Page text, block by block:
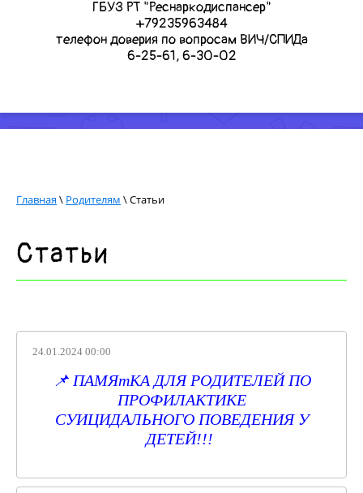
ГБУЗ РТ "Реснаркодиспансер"
+79235963484
телефон доверия по вопросам ВИЧ/СПИДа
6-25-61, 6-30-02
Главная\ Родителям \ Статьи
Статьи
24.01.2024 00:00
📌 ПАМЯтКА ДЛЯ РОДИТЕЛЕЙ ПО
ПРОФИЛАКТИКЕ
СУИЦИДАЛЬНОГО ПОВЕДЕНИЯ У
ДЕТЕЙ!!!